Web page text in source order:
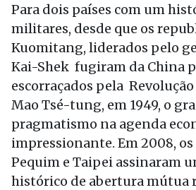
Para dois países com um
militares, desde que os
Kuomitang, liderados pelo
Kai-Shek fugiram da China
escorraçados pela
Mao Tsé-tung, em 1949, o
pragmatismo na agenda
impressionante. Em 2008,
Pequim e Taipei assinaram
histórico de abertura mútua